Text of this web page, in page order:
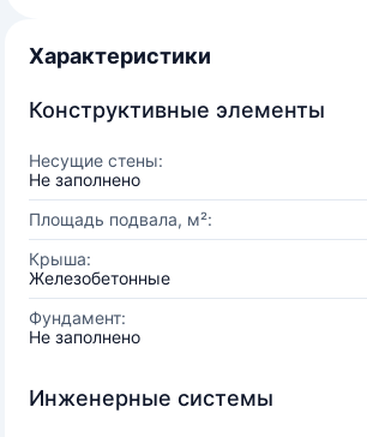
Характеристики
Конструктивные элементы
Несущие стены:
Не заполнено
Площадь подвала, м²:
Крыша:
Железобетонные
Фундамент:
Не заполнено
Инженерные системы